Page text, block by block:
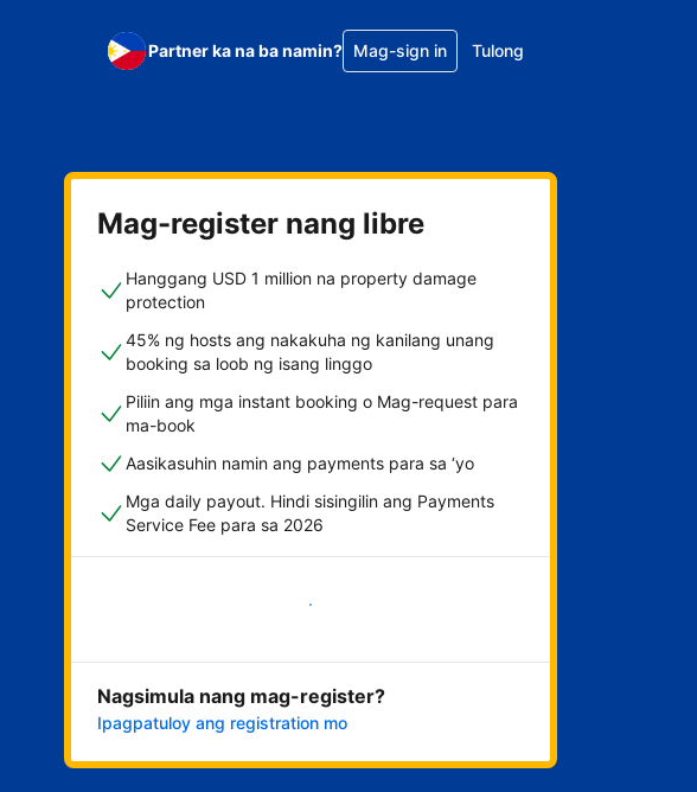
Partner ka na ba namin? Mag-sign in Tulong
Mag-register nang libre
Hanggang USD 1 million na property damage
protection
45% ng hosts ang nakakuha ng kanilang unang
booking sa loob ng isang linggo
Piliin ang mga instant booking o Mag-request para
ma-book
Aasikasuhin namin ang payments para sa ‘yo
Mga daily payout. Hindi sisingilin ang Payments
Service Fee para sa 2026
Magsimula na
Nagsimula nang mag-register?
Ipagpatuloy ang registration mo